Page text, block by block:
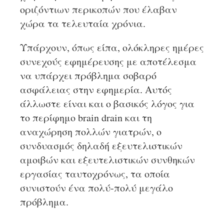
οριζόντιων περικοπών που έλαβαν
χώρα τα τελευταία χρόνια.
Υπάρχουν, όπως είπα, ολόκληρες ημέρες
συνεχούς εφημέρευσης με αποτέλεσμα
να υπάρχει πρόβλημα σοβαρό
ασφάλειας στην εφημερία. Αυτός
άλλωστε είναι και ο βασικός λόγος για
το περίφημο brain drain και τη
αναχώρηση πολλών γιατρών, ο
συνδυασμός δηλαδή εξευτελιστικών
αμοιβών και εξευτελιστικών συνθηκών
εργασίας ταυτοχρόνως, τα οποία
συνιστούν ένα πολύ-πολύ μεγάλο
πρόβλημα.